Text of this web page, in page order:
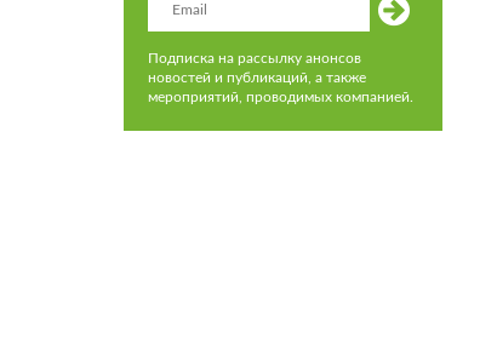
Подписка на рассылку анонсов
новостей и публикаций, а также
мероприятий, проводимых компанией.